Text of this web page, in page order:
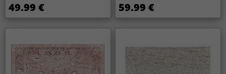
49.99 € 59.99 €